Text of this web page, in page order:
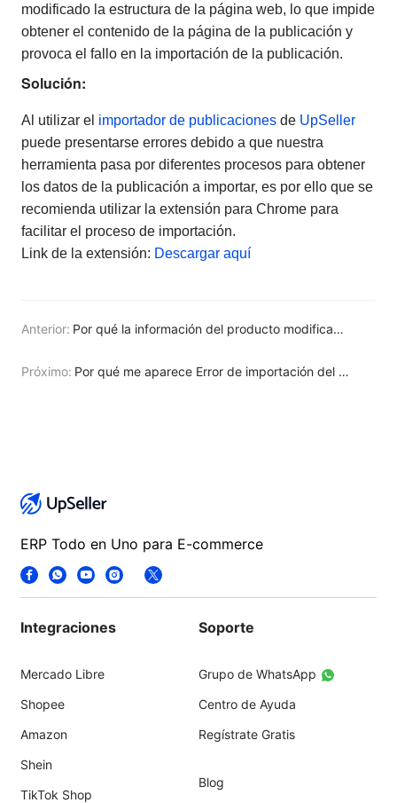
modificado la estructura de la página web, lo que impide
obtener el contenido de la página de la publicación y
provoca el fallo en la importación de la publicación.
Solución:
Al utilizar el importador de publicaciones de UpSeller
puede presentarse errores debido a que nuestra
herramienta pasa por diferentes procesos para obtener
los datos de la publicación a importar, es por ello que se
recomienda utilizar la extensión para Chrome para
facilitar el proceso de importación.
Link de la extensión: Descargar aquí
Anterior: Por qué la información del producto modificado en el Centro de vendedores no se actualizó en UpSeller?
Próximo: Por qué me aparece Error de importación del producto al usar Extensión de Importador?
ERP Todo en Uno para E-commerce
Integraciones
Mercado Libre
Shopee
Amazon
Shein
TikTok Shop
Soporte
Grupo de WhatsApp
Centro de Ayuda
Regístrate Gratis
Blog